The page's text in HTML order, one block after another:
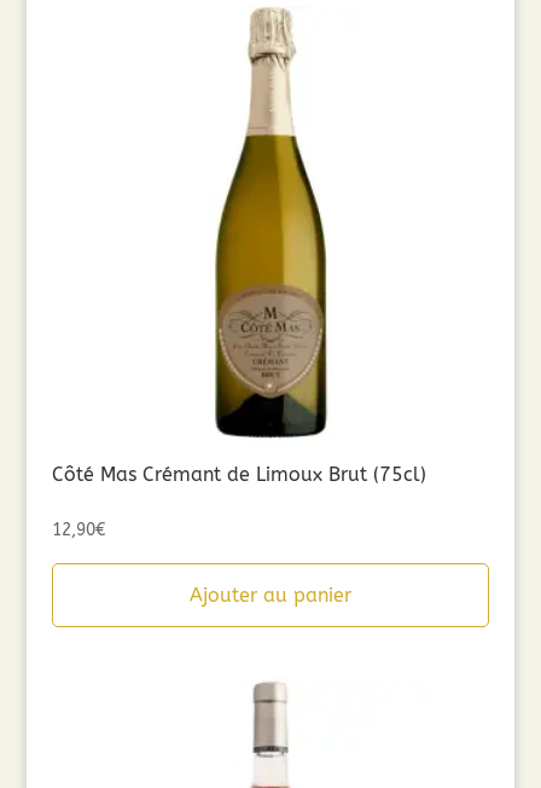
Côté Mas Crémant de Limoux Brut (75cl)
12,90€
Ajouter au panier